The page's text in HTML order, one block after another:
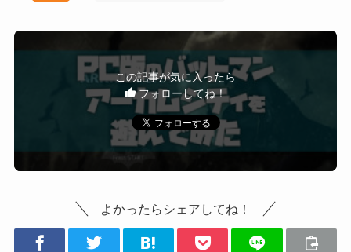
この記事が気に入ったら
フォローしてね！
よかったらシェアしてね！